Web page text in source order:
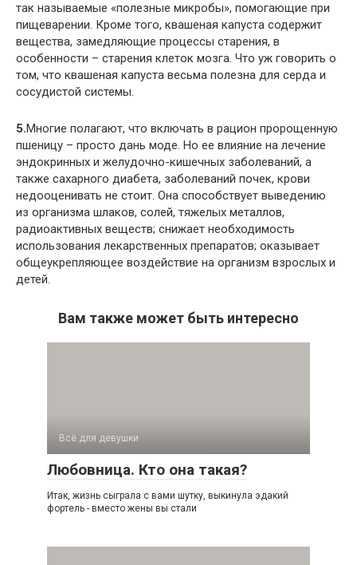
так называемые «полезные микробы», помогающие при
пищеварении. Кроме того, квашеная капуста содержит
вещества, замедляющие процессы старения, в
особенности – старения клеток мозга. Что уж говорить о
том, что квашеная капуста весьма полезна для серда и
сосудистой системы.
5.Многие полагают, что включать в рацион пророщенную
пшеницу – просто дань моде. Но ее влияние на лечение
эндокринных и желудочно-кишечных заболеваний, а
также сахарного диабета, заболеваний почек, крови
недооценивать не стоит. Она способствует выведению
из организма шлаков, солей, тяжелых металлов,
радиоактивных веществ; снижает необходимость
использования лекарственных препаратов; оказывает
общеукрепляющее воздействие на организм взрослых и
детей.
Вам также может быть интересно
Всё для девушки
Любовница. Кто она такая?
Итак, жизнь сыграла с вами шутку, выкинула эдакий
фортель - вместо жены вы стали